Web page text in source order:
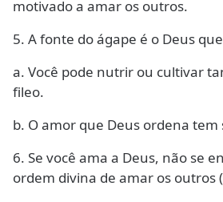
motivado a amar os outros.
5. A fonte do ágape é o Deus
a. Você pode nutrir ou cultivar
fileo.
b. O amor que Deus ordena
6. Se você ama a Deus, não se
ordem divina de amar os outros